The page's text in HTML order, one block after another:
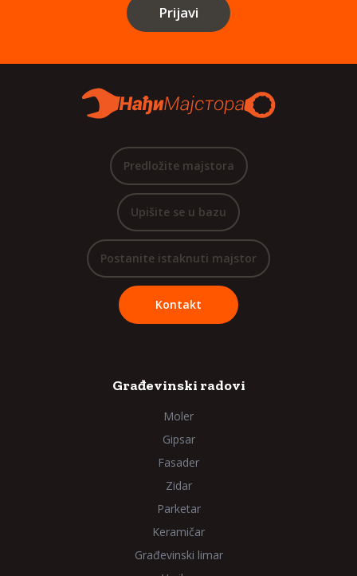
Prijavi
Predložite majstora
Upišite se u bazu
Postanite istaknuti majstor
Kontakt
Građevinski radovi
Moler
Gipsar
Fasader
Zidar
Parketar
Keramičar
Građevinski limar